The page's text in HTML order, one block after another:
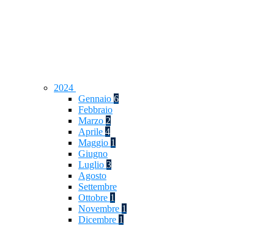
2024
Gennaio 6
Febbraio
Marzo 2
Aprile 4
Maggio 1
Giugno
Luglio 3
Agosto
Settembre
Ottobre 1
Novembre 1
Dicembre 1